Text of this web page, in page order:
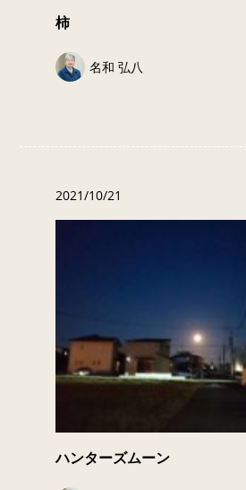
柿
名和 弘八
2021/10/21
ハンターズムーン